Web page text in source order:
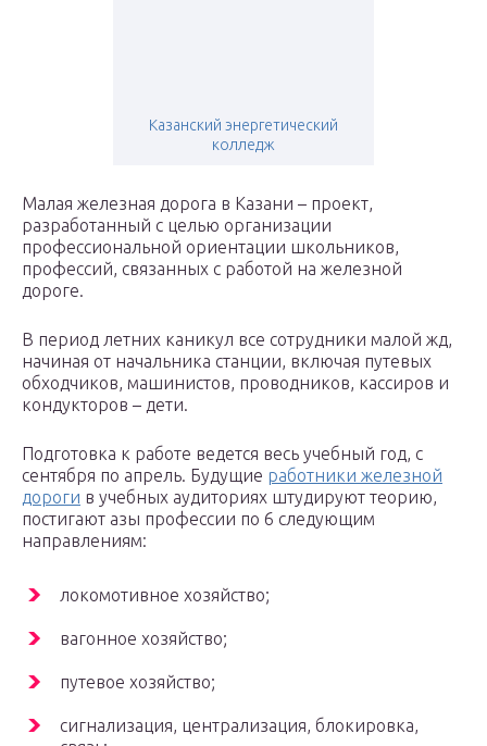
Казанский энергетический
колледж
Малая железная дорога в Казани – проект,
разработанный с целью организации
профессиональной ориентации школьников,
профессий, связанных с работой на железной
дороге.
В период летних каникул все сотрудники малой жд,
начиная от начальника станции, включая путевых
обходчиков, машинистов, проводников, кассиров и
кондукторов – дети.
Подготовка к работе ведется весь учебный год, с
сентября по апрель. Будущие работники железной
дороги в учебных аудиториях штудируют теорию,
постигают азы профессии по 6 следующим
направлениям:
локомотивное хозяйство;
вагонное хозяйство;
путевое хозяйство;
сигнализация, централизация, блокировка,